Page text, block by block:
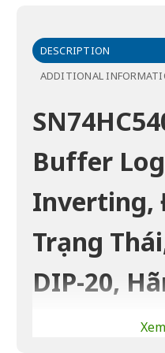
DESCRIPTION
ADDITIONAL
Buffer
Inverting,
Trạng
DIP-20,